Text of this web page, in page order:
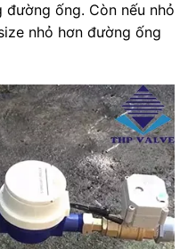
ống. Còn nếu nhỏ
nhỏ hơn đường ống